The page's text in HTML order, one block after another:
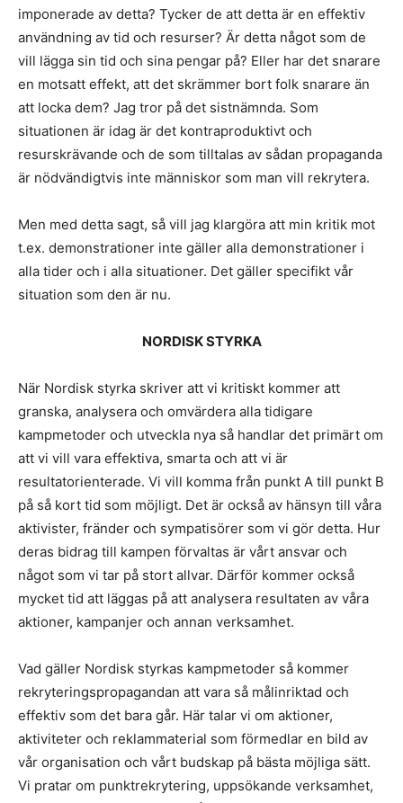
imponerade av detta? Tycker de att detta är en effektiv
användning av tid och resurser? Är detta något som de
vill lägga sin tid och sina pengar på? Eller har det snarare
en motsatt effekt, att det skrämmer bort folk snarare än
att locka dem? Jag tror på det sistnämnda. Som
situationen är idag är det kontraproduktivt och
resurskrävande och de som tilltalas av sådan propaganda
är nödvändigtvis inte människor som man vill rekrytera.
Men med detta sagt, så vill jag klargöra att min kritik mot
t.ex. demonstrationer inte gäller alla demonstrationer i
alla tider och i alla situationer. Det gäller specifikt vår
situation som den är nu.
NORDISK STYRKA
När Nordisk styrka skriver att vi kritiskt kommer att
granska, analysera och omvärdera alla tidigare
kampmetoder och utveckla nya så handlar det primärt om
att vi vill vara effektiva, smarta och att vi är
resultatorienterade. Vi vill komma från punkt A till punkt B
på så kort tid som möjligt. Det är också av hänsyn till våra
aktivister, fränder och sympatisörer som vi gör detta. Hur
deras bidrag till kampen förvaltas är vårt ansvar och
något som vi tar på stort allvar. Därför kommer också
mycket tid att läggas på att analysera resultaten av våra
aktioner, kampanjer och annan verksamhet.
Vad gäller Nordisk styrkas kampmetoder så kommer
rekryteringspropagandan att vara så målinriktad och
effektiv som det bara går. Här talar vi om aktioner,
aktiviteter och reklammaterial som förmedlar en bild av
vår organisation och vårt budskap på bästa möjliga sätt.
Vi pratar om punktrekrytering, uppsökande verksamhet,